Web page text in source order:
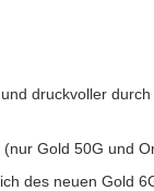
druckvoller
Gold 50G und
des neuen Gold